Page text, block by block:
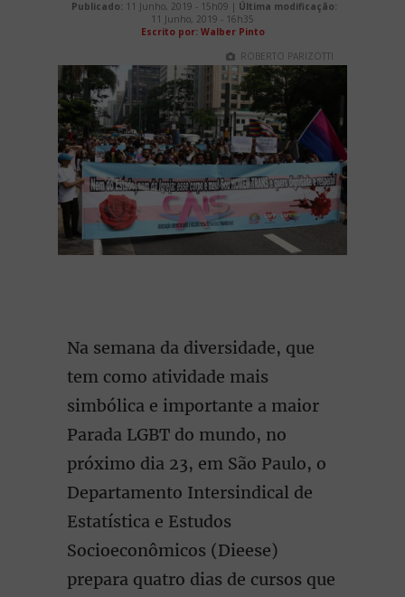
Publicado: 11 Junho, 2019 - 15h09 | Última modificação:
11 Junho, 2019 - 16h35
Escrito por: Walber Pinto
ROBERTO PARIZOTTI
Na semana da diversidade, que
tem como atividade mais
simbólica e importante a maior
Parada LGBT do mundo, no
próximo dia 23, em São Paulo, o
Departamento Intersindical de
Estatística e Estudos
Socioeconômicos (Dieese)
prepara quatro dias de cursos que